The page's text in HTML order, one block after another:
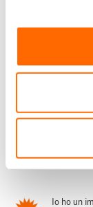
Salve,
110%
quella
Io ho un